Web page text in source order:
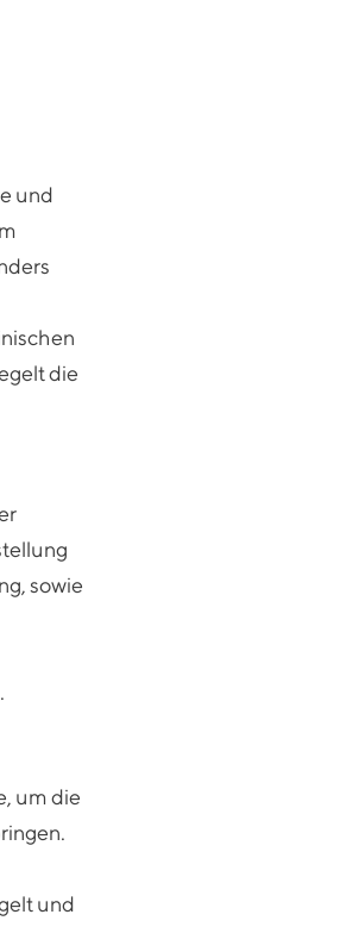
und
die
sowie
um die
und